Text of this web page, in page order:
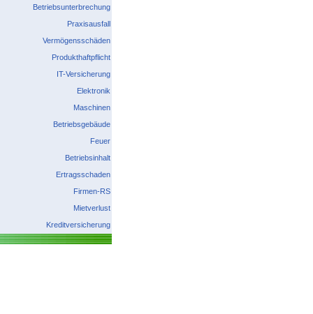
Betriebsunterbrechung
Praxisausfall
Vermögensschäden
Produkthaftpflicht
IT-Versicherung
Elektronik
Maschinen
Betriebsgebäude
Feuer
Betriebsinhalt
Ertragsschaden
Firmen-RS
Mietverlust
Kreditversicherung